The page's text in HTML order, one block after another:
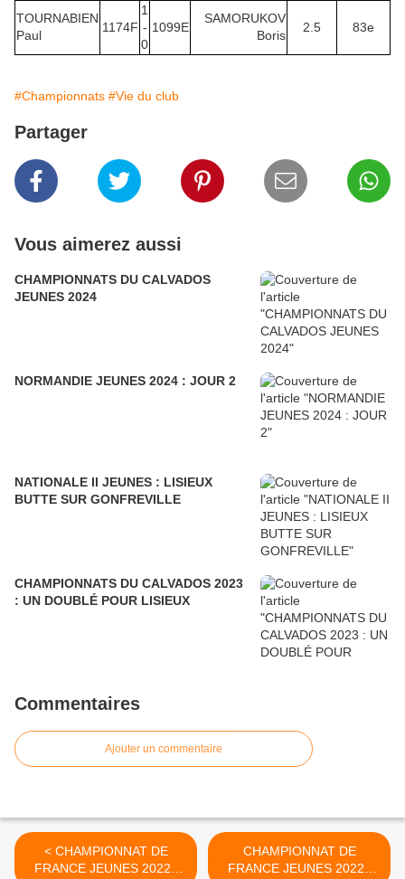
TOURNABIEN
Paul
1174F
1
-
0
1099E
SAMORUKOV
Boris
2.5 83e
#Championnats #Vie du club
Partager
Vous aimerez aussi
CHAMPIONNATS DU CALVADOS
JEUNES 2024
NORMANDIE JEUNES 2024 : JOUR 2
NATIONALE II JEUNES : LISIEUX
BUTTE SUR GONFREVILLE
CHAMPIONNATS DU CALVADOS 2023
: UN DOUBLÉ POUR LISIEUX
Commentaires
Ajouter un commentaire
< CHAMPIONNAT DE
FRANCE JEUNES 2022 :
CHAMPIONNAT DE
FRANCE JEUNES 2022 :